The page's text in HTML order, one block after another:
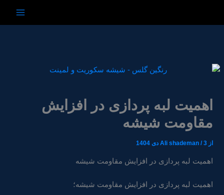
اهمیت لبه‌ پردازی در افزایش
مقاومت شیشه
از Ali shademan / 3 دی 1404
اهمیت لبه‌ پردازی در افزایش مقاومت شیشه
اهمیت لبه‌ پردازی در افزایش مقاومت شیشه؛